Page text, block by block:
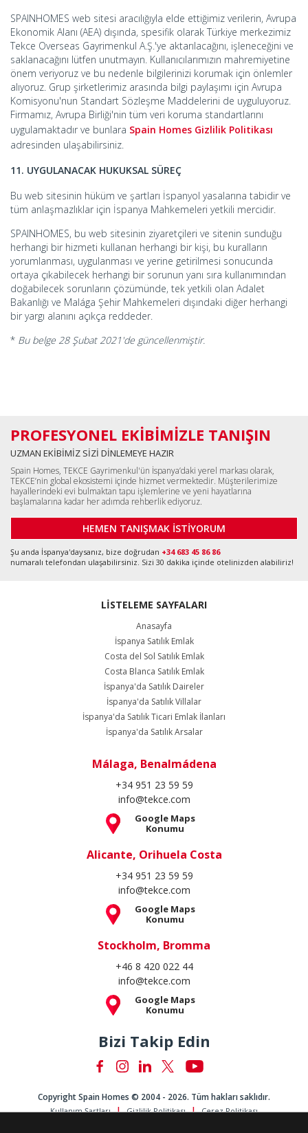
SPAINHOMES web sitesi aracılığıyla elde ettiğimiz verilerin, Avrupa
Ekonomik Alanı (AEA) dışında, spesifik olarak Türkiye merkezimiz
Tekce Overseas Gayrimenkul A.Ş.'ye aktarılacağını, işleneceğini ve
saklanacağını lütfen unutmayın. Kullanıcılarımızın mahremiyetine
önem veriyoruz ve bu nedenle bilgilerinizi korumak için önlemler
alıyoruz. Grup şirketlerimiz arasında bilgi paylaşımı için Avrupa
Komisyonu'nun Standart Sözleşme Maddelerini de uyguluyoruz.
Firmamız, Avrupa Birliği'nin tüm veri koruma standartlarını
uygulamaktadır ve bunlara Spain Homes Gizlilik Politikası
adresinden ulaşabilirsiniz.
11. UYGULANACAK HUKUKSAL SÜREÇ
Bu web sitesinin hüküm ve şartları İspanyol yasalarına tabidir ve
tüm anlaşmazlıklar için İspanya Mahkemeleri yetkili mercidir.
SPAINHOMES, bu web sitesinin ziyaretçileri ve sitenin sunduğu
herhangi bir hizmeti kullanan herhangi bir kişi, bu kuralların
yorumlanması, uygulanması ve yerine getirilmesi sonucunda
ortaya çıkabilecek herhangi bir sorunun yanı sıra kullanımından
doğabilecek sorunların çözümünde, tek yetkili olan Adalet
Bakanlığı ve Malága Şehir Mahkemeleri dışındaki diğer herhangi
bir yargı alanını açıkça reddeder.
* Bu belge 28 Şubat 2021'de güncellenmiştir.
PROFESYONEL EKİBİMİZLE TANIŞIN
UZMAN EKİBİMİZ SİZİ DİNLEMEYE HAZIR
Spain Homes, TEKCE Gayrimenkul'ün İspanya’daki yerel markası olarak,
TEKCE’nin global ekosistemi içinde hizmet vermektedir. Müşterilerimize
hayallerindeki evi bulmaktan tapu işlemlerine ve yeni hayatlarına
başlamalarına kadar her adımda rehberlik ediyoruz.
HEMEN TANIŞMAK İSTİYORUM
Şu anda İspanya'daysanız, bize doğrudan +34 683 45 86 86
numaralı telefondan ulaşabilirsiniz. Sizi 30 dakika içinde otelinizden alabiliriz!
LİSTELEME SAYFALARI
Anasayfa
İspanya Satılık Emlak
Costa del Sol Satılık Emlak
Costa Blanca Satılık Emlak
İspanya'da Satılık Daireler
İspanya'da Satılık Villalar
İspanya'da Satılık Ticari Emlak İlanları
İspanya'da Satılık Arsalar
Málaga, Benalmádena
+34 951 23 59 59
info@tekce.com
Google Maps
Konumu
Alicante, Orihuela Costa
+34 951 23 59 59
info@tekce.com
Google Maps
Konumu
Stockholm, Bromma
+46 8 420 022 44
info@tekce.com
Google Maps
Konumu
Bizi Takip Edin
Copyright Spain Homes © 2004 - 2026. Tüm hakları saklıdır.
Kullanım Şartları Gizlilik Politikası Çerez Politikası